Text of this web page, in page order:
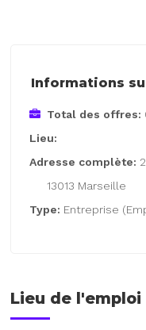
Informations
Total des offres:
Lieu:
Adresse complète:
13013 Marseille
Type: Entreprise
Lieu de l'emploi